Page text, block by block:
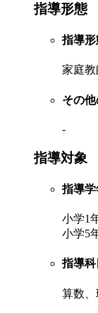
指導形態
指導形
家庭
その
-
指導対象
指導学
小学1
小学5
指導科
算数